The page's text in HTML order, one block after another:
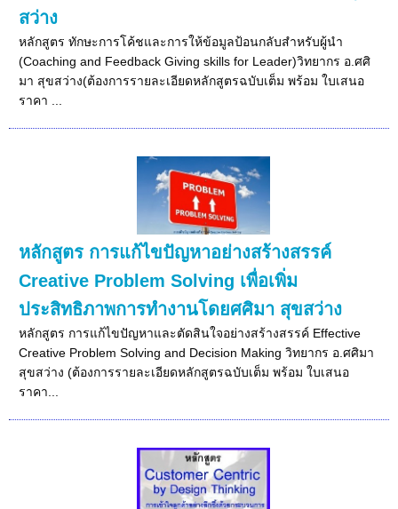
สว่าง
หลักสูตร ทักษะการโค้ชและการให้ข้อมูลป้อนกลับสำหรับผู้นำ
(Coaching and Feedback Giving skills for Leader)วิทยากร อ.ศศิ
มา สุขสว่าง(ต้องการรายละเอียดหลักสูตรฉบับเต็ม พร้อม ใบเสนอ
ราคา ...
หลักสูตร การแก้ไขปัญหาอย่างสร้างสรรค์
Creative Problem Solving เพื่อเพิ่ม
ประสิทธิภาพการทำงานโดยศศิมา สุขสว่าง
หลักสูตร การแก้ไขปัญหาและตัดสินใจอย่างสร้างสรรค์ Effective
Creative Problem Solving and Decision Making วิทยากร อ.ศศิมา
สุขสว่าง (ต้องการรายละเอียดหลักสูตรฉบับเต็ม พร้อม ใบเสนอ
ราคา...